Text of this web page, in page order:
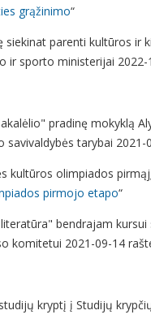
grąžinimo“
siekinat parenti kultūros
ir sporto ministerijai 2022-
pradinę
tarybai 2021-
kultūros olimpiados
pirmojo etapo“
bendrajam
komitetui 2021-09-14
kryptį į Studijų